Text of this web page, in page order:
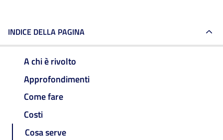
INDICE DELLA PAGINA
A chi è rivolto
Approfondimenti
Come fare
Costi
Cosa serve